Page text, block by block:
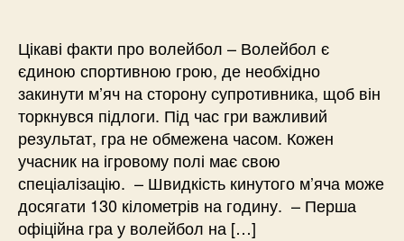
Цікаві факти про волейбол – Волейбол є
єдиною спортивною грою, де необхідно
закинути м’яч на сторону супротивника, щоб він
торкнувся підлоги. Під час гри важливий
результат, гра не обмежена часом. Кожен
учасник на ігровому полі має свою
спеціалізацію. – Швидкість кинутого м’яча може
досягати 130 кілометрів на годину. – Перша
офіційна гра у волейбол на […]